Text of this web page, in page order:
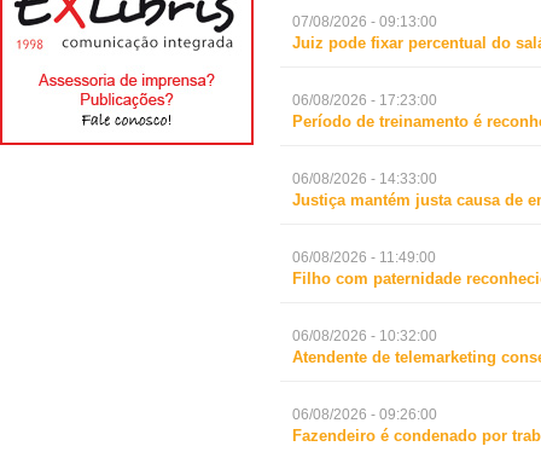
07/08/2026 - 09:13:00
Juiz pode fixar percentual do
06/08/2026 - 17:23:00
Período de treinamento é
06/08/2026 - 14:33:00
Justiça mantém justa causa de
06/08/2026 - 11:49:00
Filho com paternidade
06/08/2026 - 10:32:00
Atendente de telemarketing
06/08/2026 - 09:26:00
Fazendeiro é condenado por